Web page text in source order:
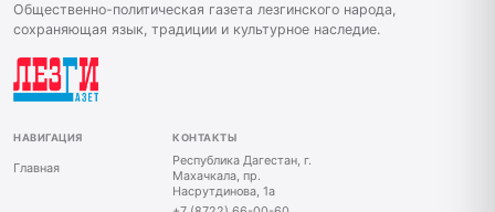
Общественно-политическая газета лезгинского народа,
сохраняющая язык, традиции и культурное наследие.
НАВИГАЦИЯ
Главная
КОНТАКТЫ
Республика Дагестан, г.
Махачкала, пр.
Насрутдинова, 1а